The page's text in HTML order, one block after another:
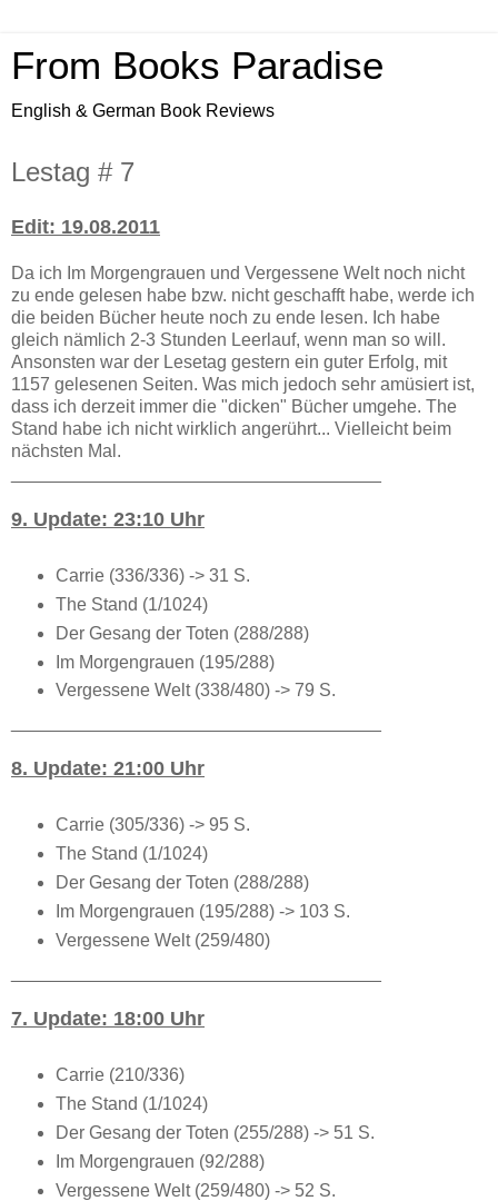
From Books Paradise
English & German Book Reviews
Lestag # 7
Edit: 19.08.2011
Da ich Im Morgengrauen und Vergessene Welt noch nicht
zu ende gelesen habe bzw. nicht geschafft habe, werde ich
die beiden Bücher heute noch zu ende lesen. Ich habe
gleich nämlich 2-3 Stunden Leerlauf, wenn man so will.
Ansonsten war der Lesetag gestern ein guter Erfolg, mit
1157 gelesenen Seiten. Was mich jedoch sehr amüsiert ist,
dass ich derzeit immer die "dicken" Bücher umgehe. The
Stand habe ich nicht wirklich angerührt... Vielleicht beim
nächsten Mal.
9. Update: 23:10 Uhr
Carrie (336/336) -> 31 S.
The Stand (1/1024)
Der Gesang der Toten (288/288)
Im Morgengrauen (195/288)
Vergessene Welt (338/480) -> 79 S.
8. Update: 21:00 Uhr
Carrie (305/336) -> 95 S.
The Stand (1/1024)
Der Gesang der Toten (288/288)
Im Morgengrauen (195/288) -> 103 S.
Vergessene Welt (259/480)
7. Update: 18:00 Uhr
Carrie (210/336)
The Stand (1/1024)
Der Gesang der Toten (255/288) -> 51 S.
Im Morgengrauen (92/288)
Vergessene Welt (259/480) -> 52 S.